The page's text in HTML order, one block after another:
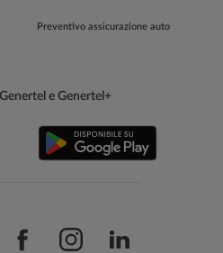
Preventivo assicurazione auto
e Genertel+